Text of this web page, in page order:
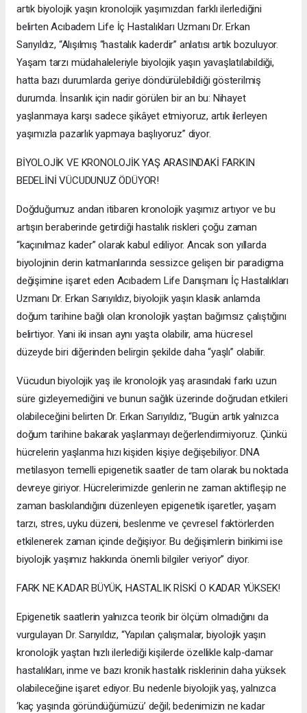
artık biyolojik yaşın kronolojik yaşımızdan farklı ilerlediğini
belirten Acıbadem Life İç Hastalıkları Uzmanı Dr. Erkan
Sarıyıldız, “Alışılmış “hastalık kaderdir” anlatısı artık bozuluyor.
Yaşam tarzı müdahaleleriyle biyolojik yaşın yavaşlatılabildiği,
hatta bazı durumlarda geriye döndürülebildiği gösterilmiş
durumda. İnsanlık için nadir görülen bir an bu: Nihayet
yaşlanmaya karşı sadece şikâyet etmiyoruz, artık ilerleyen
yaşımızla pazarlık yapmaya başlıyoruz” diyor.
BİYOLOJİK VE KRONOLOJİK YAŞ ARASINDAKİ FARKIN
BEDELİNİ VÜCUDUNUZ ÖDÜYOR!
Doğduğumuz andan itibaren kronolojik yaşımız artıyor ve bu
artışın beraberinde getirdiği hastalık riskleri çoğu zaman
“kaçınılmaz kader” olarak kabul ediliyor. Ancak son yıllarda
biyolojinin derin katmanlarında sessizce gelişen bir paradigma
değişimine işaret eden Acıbadem Life Danışmanı İç Hastalıkları
Uzmanı Dr. Erkan Sarıyıldız, biyolojik yaşın klasik anlamda
doğum tarihine bağlı olan kronolojik yaştan bağımsız çalıştığını
belirtiyor. Yani iki insan aynı yaşta olabilir, ama hücresel
düzeyde biri diğerinden belirgin şekilde daha “yaşlı” olabilir.
Vücudun biyolojik yaş ile kronolojik yaş arasındaki farkı uzun
süre gizleyemediğini ve bunun sağlık üzerinde doğrudan etkileri
olabileceğini belirten Dr. Erkan Sarıyıldız, “Bugün artık yalnızca
doğum tarihine bakarak yaşlanmayı değerlendirmiyoruz. Çünkü
hücrelerin yaşlanma hızı kişiden kişiye değişebiliyor. DNA
metilasyon temelli epigenetik saatler de tam olarak bu noktada
devreye giriyor. Hücrelerimizde genlerin ne zaman aktifleşip ne
zaman baskılandığını düzenleyen epigenetik işaretler, yaşam
tarzı, stres, uyku düzeni, beslenme ve çevresel faktörlerden
etkilenerek zaman içinde değişiyor. Bu değişimlerin birikimi ise
biyolojik yaşımız hakkında önemli bilgiler veriyor” diyor.
FARK NE KADAR BÜYÜK, HASTALIK RİSKİ O KADAR YÜKSEK!
Epigenetik saatlerin yalnızca teorik bir ölçüm olmadığını da
vurgulayan Dr. Sarıyıldız, “Yapılan çalışmalar, biyolojik yaşın
kronolojik yaştan hızlı ilerlediği kişilerde özellikle kalp-damar
hastalıkları, inme ve bazı kronik hastalık risklerinin daha yüksek
olabileceğine işaret ediyor. Bu nedenle biyolojik yaş, yalnızca
‘kaç yaşında göründüğümüzü’ değil; bedenimizin ne kadar